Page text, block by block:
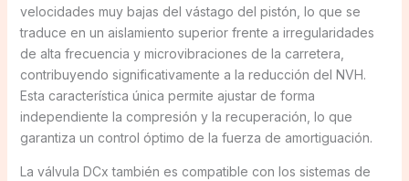
velocidades muy bajas del vástago del pistón, lo que se
traduce en un aislamiento superior frente a irregularidades
de alta frecuencia y microvibraciones de la carretera,
contribuyendo significativamente a la reducción del NVH.
Esta característica única permite ajustar de forma
independiente la compresión y la recuperación, lo que
garantiza un control óptimo de la fuerza de amortiguación.
La válvula DCx también es compatible con los sistemas de